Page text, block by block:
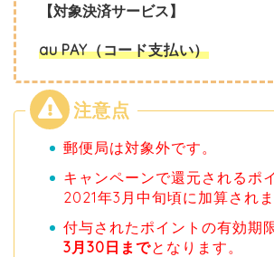
【対象決済サービス】
au PAY（コード支払い）
郵便局は対象外です。
キャンペーンで還元されるポ
2021年3月中旬頃に加算されま
付与されたポイントの有効期
3月30日までとなります。